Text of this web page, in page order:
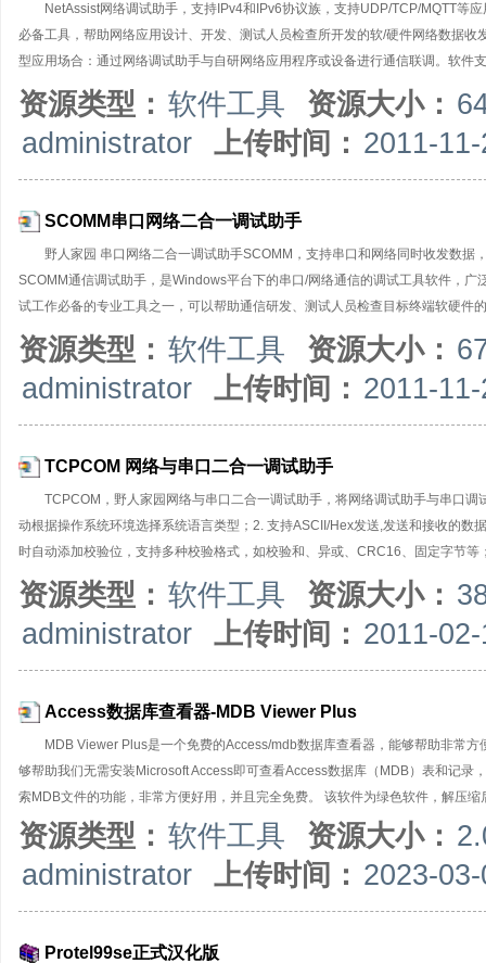
NetAssist网络调试助手，支持IPv4和IPv6协议族，支持UDP/TCP/MQTT等
必备工具，帮助网络应用设计、开发、测试人员检查所开发的软/硬件网络数据
型应用场合：通过网络调试助手与自研网络应用程序或设备进行通信联调。软
时，可以支持TCPServer防火墙，通过黑白名单管控客户端接入；支持单播/组
进制和ASCII码之间任意转换；可以自动发送校验位，支持多种校验格式；支持
复功能；支持间隔发送，循环发送，批处理发送，输入数据可以从外部文件导
资源类型： 软件工具 资源大小：
administrator
上传时间： 2011-
SCOMM串口网络二合一调试助手
野人家园 串口网络二合一调试助手SCOMM，支持串口和网络同时收发数
SCOMM通信调试助手，是Windows平台下的串口/网络通信的调试工具软件，
试工作必备的专业工具之一，可以帮助通信研发、测试人员检查目标终端软硬
SCOMM通信调试助手是绿色软件，无需安装，只有一个执行文件，适用于各
信调试助手（使用不同的通信端口）。典型应用场合：使用本通信调试软件对
可自由设置串口号、波特率、校验位、数据位和停止位等（支持自定义非标准
资源类型： 软件工具 资源大小：
administrator
上传时间： 2011-
TCPCOM 网络与串口二合一调试助手
TCPCOM，野人家园网络与串口二合一调试助手，将网络调试助手与串口
动根据操作系统环境选择系统语言类型；2. 支持ASCII/Hex发送,发送和接收的
时自动添加校验位，支持多种校验格式，如校验和、异或、CRC16、固定字节
析成对应的ASCII码进行发送。5. 支持AT指令自动添加回车换行，启用该选项
件,并支持数据文件和日志文件两种选项；7. 支持日志接收模式：接收内容时会
式；9. 支持任意间隔发送，循环发送；10.可以从文件导入数据用于发送；11.
资源类型： 软件工具 资源大小：
administrator
上传时间： 2011-
Access数据库查看器-MDB Viewer Plus
MDB Viewer Plus是一个免费的Access/mdb数据库查看器，能够帮助非常
够帮助我们无需安装Microsoft Access即可查看Access数据库（MDB）表和记
索MDB文件的功能，非常方便好用，并且完全免费。 该软件为绿色软件，解压
资源类型： 软件工具 资源大小：
administrator
上传时间： 2023-
Protel99se正式汉化版